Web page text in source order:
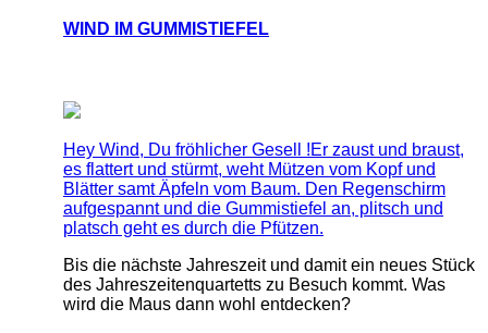
WIND IM GUMMISTIEFEL
Hey Wind, Du fröhlicher Gesell !Er zaust und braust,
es flattert und stürmt, weht Mützen vom Kopf und
Blätter samt Äpfeln vom Baum. Den Regenschirm
aufgespannt und die Gummistiefel an, plitsch und
platsch geht es durch die Pfützen.
Bis die nächste Jahreszeit und damit ein neues Stück
des Jahreszeitenquartetts zu Besuch kommt. Was
wird die Maus dann wohl entdecken?